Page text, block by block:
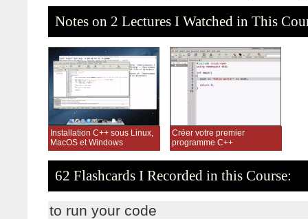
Notes on 2 Lectures I Watched in This
Installation C++ sous Linux,
MacOS et Windows
Créer votre premier
programme C++
62 Flashcards I Recorded in this Course:
to run your code